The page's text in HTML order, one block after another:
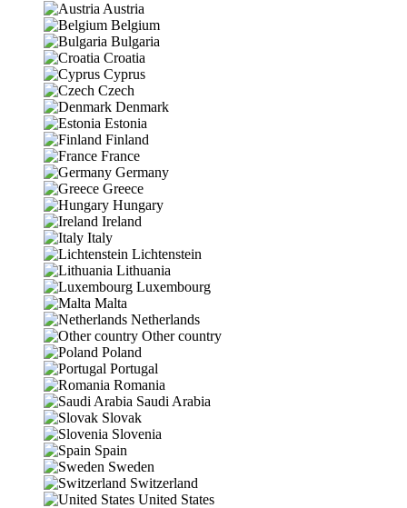
Austria
Belgium
Bulgaria
Croatia
Cyprus
Czech
Denmark
Estonia
Finland
France
Germany
Greece
Hungary
Ireland
Italy
Lichtenstein
Lithuania
Luxembourg
Malta
Netherlands
Other country
Poland
Portugal
Romania
Saudi Arabia
Slovak
Slovenia
Spain
Sweden
Switzerland
United States